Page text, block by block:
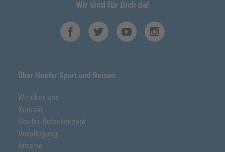
Wir sind für Dich da!
Über Hoefer Sport und Reisen
Wir über uns
Kontakt
Hoefer-Reisekonzept
Verpflegung
Anreise